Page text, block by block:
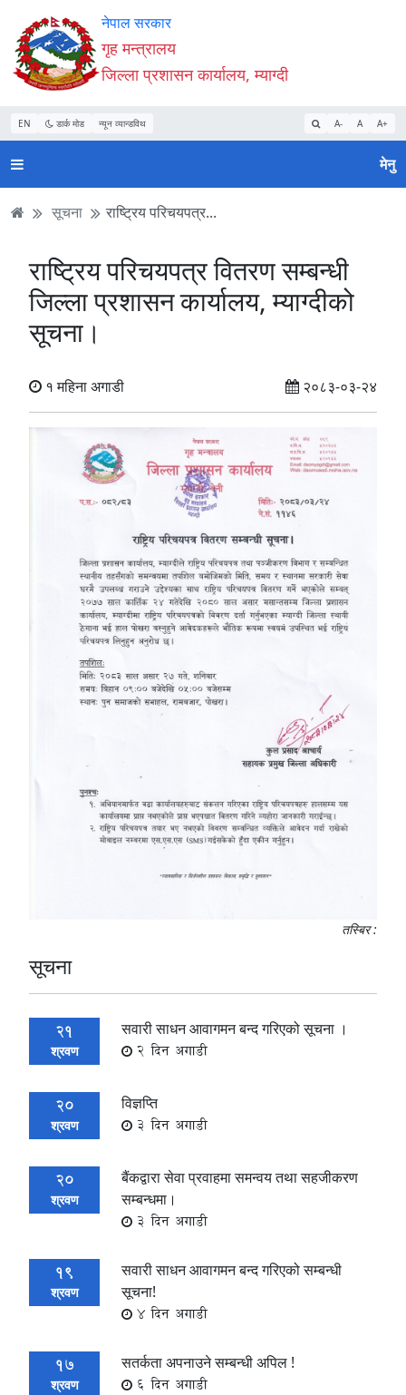
Accessibility
Mode
सुरु
गर्नुहोस्
सामाग्री
पढ्नुहाेस्
नेभिगेसन
पढ्नुहाेस्
वेबसाइट
खोजमा
जानुहोस्
नेपाल सरकार
गृह मन्त्रालय
जिल्ला प्रशासन कार्यालय, म्याग्दी
EN डार्क मोड न्यून व्यान्डविथ A- A A+
मेनु
सूचना राष्ट्रिय परिचयपत्र...
राष्ट्रिय परिचयपत्र वितरण सम्बन्धी
जिल्ला प्रशासन कार्यालय, म्याग्दीको
सूचना।
१ महिना अगाडी २०८३-०३-२४
तस्बिर :
सूचना
21
श्रवण
सवारी साधन आवागमन बन्द गरिएको सूचना ।
2 दिन अगाडी
20
श्रवण
विज्ञप्ति
3 दिन अगाडी
20
श्रवण
बैंकद्वारा सेवा प्रवाहमा समन्वय तथा सहजीकरण
सम्बन्धमा।
3 दिन अगाडी
19
श्रवण
सवारी साधन आवागमन बन्द गरिएको सम्बन्धी
सूचना!
4 दिन अगाडी
17
श्रवण
सतर्कता अपनाउने सम्बन्धी अपिल !
6 दिन अगाडी